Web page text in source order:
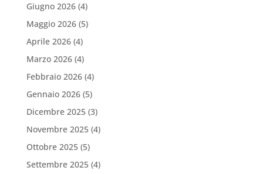
Giugno 2026(4)
Maggio 2026(5)
Aprile 2026(4)
Marzo 2026(4)
Febbraio 2026(4)
Gennaio 2026(5)
Dicembre 2025(3)
Novembre 2025(4)
Ottobre 2025(5)
Settembre 2025(4)